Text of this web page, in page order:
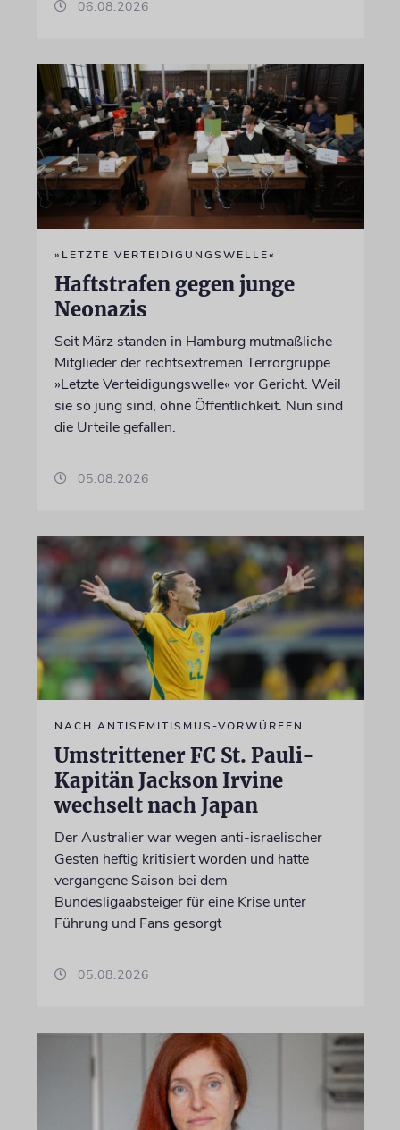
06.08.2026
»LETZTE VERTEIDIGUNGSWELLE«
Haftstrafen gegen junge
Neonazis
Seit März standen in Hamburg mutmaßliche
Mitglieder der rechtsextremen Terrorgruppe
»Letzte Verteidigungswelle« vor Gericht. Weil
sie so jung sind, ohne Öffentlichkeit. Nun sind
die Urteile gefallen.
05.08.2026
NACH ANTISEMITISMUS-VORWÜRFEN
Umstrittener FC St. Pauli-
Kapitän Jackson Irvine
wechselt nach Japan
Der Australier war wegen anti-israelischer
Gesten heftig kritisiert worden und hatte
vergangene Saison bei dem
Bundesligaabsteiger für eine Krise unter
Führung und Fans gesorgt
05.08.2026